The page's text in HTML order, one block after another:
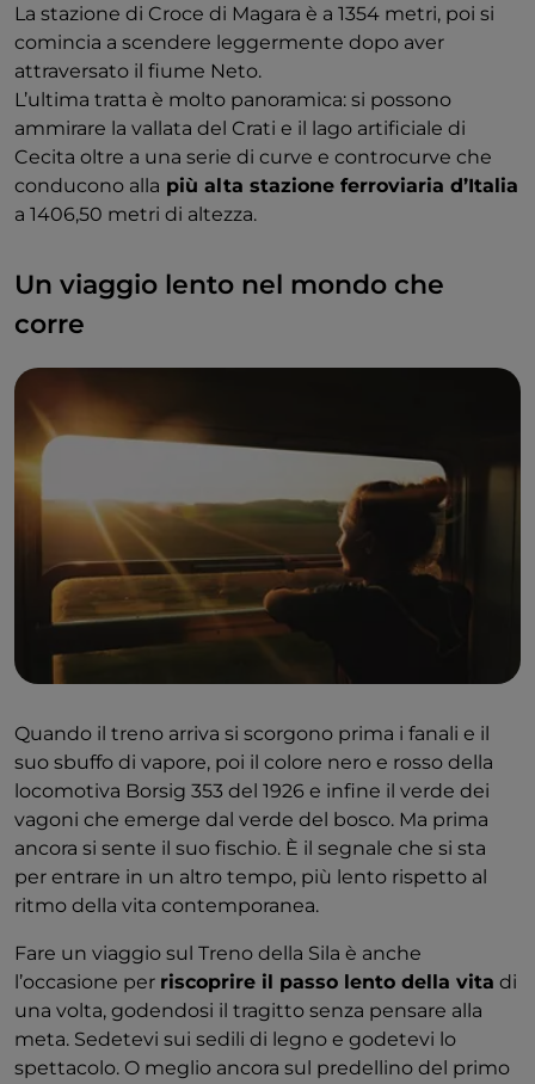
La stazione di Croce di Magara è a 1354 metri, poi si
comincia a scendere leggermente dopo aver
attraversato il fiume Neto.
L’ultima tratta è molto panoramica: si possono
ammirare la vallata del Crati e il lago artificiale di
Cecita oltre a una serie di curve e controcurve che
conducono alla più alta stazione ferroviaria d’Italia
a 1406,50 metri di altezza.
Un viaggio lento nel mondo che
corre
Quando il treno arriva si scorgono prima i fanali e il
suo sbuffo di vapore, poi il colore nero e rosso della
locomotiva Borsig 353 del 1926 e infine il verde dei
vagoni che emerge dal verde del bosco. Ma prima
ancora si sente il suo fischio. È il segnale che si sta
per entrare in un altro tempo, più lento rispetto al
ritmo della vita contemporanea.
Fare un viaggio sul Treno della Sila è anche
l’occasione per riscoprire il passo lento della vita di
una volta, godendosi il tragitto senza pensare alla
meta. Sedetevi sui sedili di legno e godetevi lo
spettacolo. O meglio ancora sul predellino del primo